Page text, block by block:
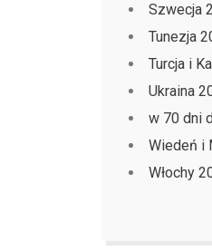
Szwecja
Tunezja
Turcja i
Ukraina
w 70 dni
Wiedeń i
Włochy